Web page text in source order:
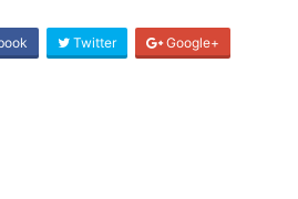
Twitter Google+